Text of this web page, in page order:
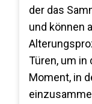
der das
und können
Türen, um in
Moment, in